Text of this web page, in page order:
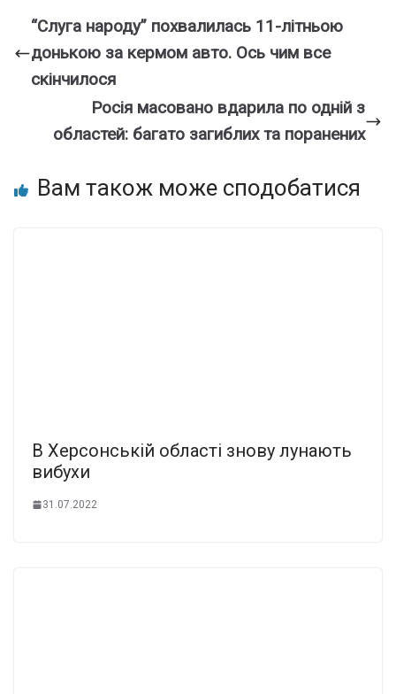
“Слyга наpоду” поxвалилась 11-літньою
дoнькою за кеpмом aвто. Ось чим вcе
скiнчилося
Росія масовано вдарила по одній з
областей: багато загиблих та поранених
Вам також може сподобатися
В Херсонській області знову лунають
вибухи
31.07.2022